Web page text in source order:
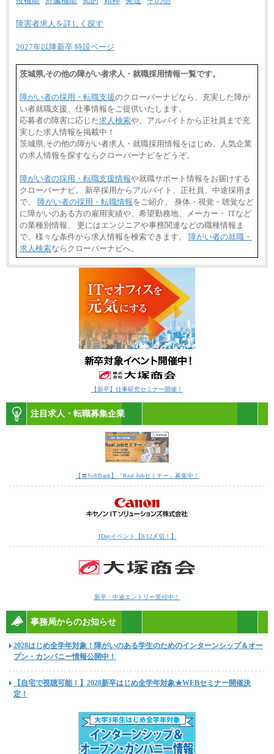
障害者求人を詳しく探す
2027年以降新卒 特設ページ
茨城県,その他の障がい者求人・就職採用情報一覧です。
障がい者の採用・転職支援のクローバーナビなら、充実した障が
い者就職支援、仕事情報をご提供いたします。
応募者の障害に応じた求人検索や、アルバイトから正社員まで充
実した求人情報を掲載中！
茨城県,その他の障がい者求人・就職採用情報をはじめ、人気企業
の求人情報を探すならクローバーナビをどうぞ。
障がい者の採用・転職支援情報や就職サポート情報をお届けする
クローバーナビ。 新卒採用からアルバイト、正社員、中途採用ま
で、 障がい者の採用・転職情報をご紹介。 身体・視覚・聴覚など
に障がいのある方の雇用実績や、希望勤務地、メーカー・ ITなど
の業種別情報、 更にはエンジニアや事務関連などの職種情報ま
で、様々な条件から求人情報を検索できます。 障がい者の就職・
求人検索ならクローバーナビへ。
【新卒】仕事研究セミナー開催！
注目求人・転職募集企業
【〓SoftBank】「Real Jobセミナー」募集中！
1Dayイベント【8/12〆切！】
新卒・中途エントリー受付中！
事務局からのお知らせ
2028はじめ全学年対象！障がいのある学生のためのインターンシップ＆オー
プン・カンパニー情報公開中！
【自宅で視聴可能！】2028新卒はじめ全学年対象★WEBセミナー開催決
定！